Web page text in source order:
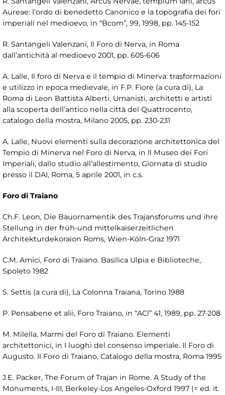
Aureae: l’ordo di benedetto Canonico e la topografia dei fori
imperiali nel medioevo, in “Bcom”, 99, 1998, pp. 145-152
R. Santangeli Valenzani, Il Foro di Nerva, in Roma
dall’antichità al medioevo 2001, pp. 605-606
A. Lalle, Il foro di Nerva e il tempio di Minerva: trasformazioni
e utilizzo in epoca medievale, in F.P. Fiore (a cura di), La
Roma di Leon Battista Alberti. Umanisti, architetti e artisti
alla scoperta dell’antico nella città del Quattrocento,
catalogo della mostra, Milano 2005, pp. 230-231
A. Lalle, Nuovi elementi sulla decorazione architettonica del
Tempio di Minerva nel Foro di Nerva, in Il Museo dei Fori
Imperiali, dallo studio all’allestimento, Giornata di studio
presso il DAI, Roma, 5 aprile 2001, in c.s.
Foro di Traiano
Ch.F. Leon, Die Bauornamentik des Trajansforums und ihre
Stellung in der früh-und mittelkaiserzeitlichen
Architekturdekoraion Roms, Wien-Köln-Graz 1971
C.M. Amici, Foro di Traiano. Basilica Ulpia e Biblioteche,
Spoleto 1982
S. Settis (a cura di), La Colonna Traiana, Torino 1988
P. Pensabene et alii, Foro Traiano, in “ACl” 41, 1989, pp. 27-208
M. Milella, Marmi del Foro di Traiano. Elementi
architettonici, in I luoghi del consenso imperiale. Il Foro di
Augusto. Il Foro di Traiano, Catalogo della mostra, Roma 1995
J.E. Packer, The Forum of Trajan in Rome. A Study of the
Monuments, I-III, Berkeley-Los Angeles-Oxford 1997 (= ed. it.